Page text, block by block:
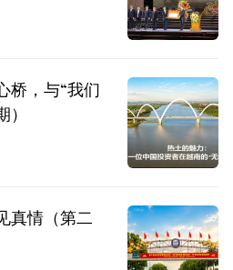
桥，与“我们
真情（第二